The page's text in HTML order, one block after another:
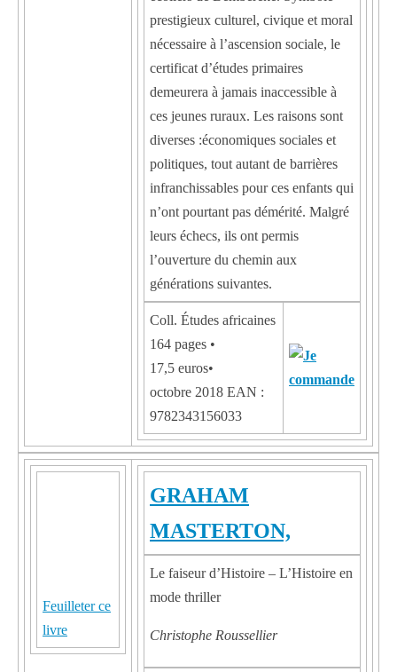
prestigieux culturel, civique et moral
nécessaire à l’ascension sociale, le
certificat d’études primaires
demeurera à jamais inaccessible à
ces jeunes ruraux. Les raisons sont
diverses :économiques sociales et
politiques, tout autant de barrières
infranchissables pour ces enfants qui
n’ont pourtant pas démérité. Malgré
leurs échecs, ils ont permis
l’ouverture du chemin aux
générations suivantes.
Coll. Études africaines
164 pages •
17,5 euros•
octobre 2018 EAN :
9782343156033
Feuilleter ce
livre
GRAHAM
MASTERTON,
Le faiseur d’Histoire – L’Histoire en
mode thriller
Christophe Roussellier